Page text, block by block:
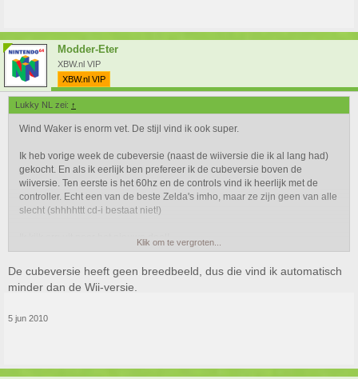
Modder-Eter
XBW.nl VIP
XBW.nl VIP
Lukky NL zei: ↑
Wind Waker is enorm vet. De stijl vind ik ook super.
Ik heb vorige week de cubeversie (naast de wiiversie die ik al lang had)
gekocht. En als ik eerlijk ben prefereer ik de cubeversie boven de
wiiversie. Ten eerste is het 60hz en de controls vind ik heerlijk met de
controller. Echt een van de beste Zelda's imho, maar ze zijn geen van alle
slecht (shhhhttt cd-i bestaat niet!)
Ik kijk erg uit naar het nieuwe deel!Klik om te vergroten...
De cubeversie heeft geen breedbeeld, dus die vind ik automatisch
minder dan de Wii-versie.
5 jun 2010